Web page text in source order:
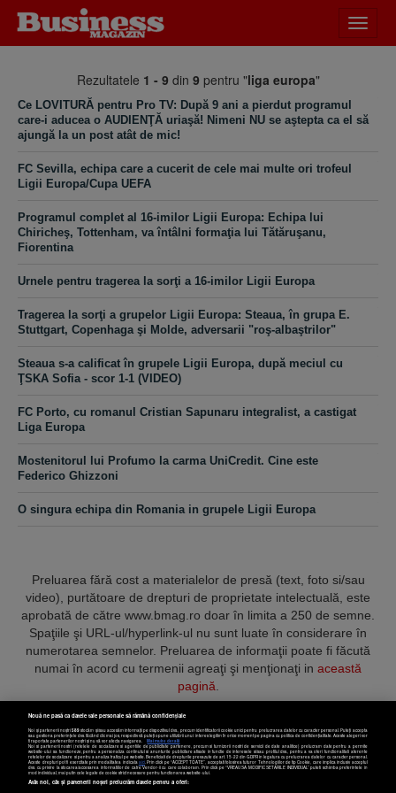
meniu
Rezultatele 1 - 9 din 9 pentru "liga europa"
Ce LOVITURĂ pentru Pro TV: După 9 ani a pierdut programul
care-i aducea o AUDIENŢĂ uriaşă! Nimeni NU se aştepta ca el să
ajungă la un post atât de mic!
FC Sevilla, echipa care a cucerit de cele mai multe ori trofeul
Ligii Europa/Cupa UEFA
Programul complet al 16-imilor Ligii Europa: Echipa lui
Chiricheş, Tottenham, va întâlni formaţia lui Tătăruşanu,
Fiorentina
Urnele pentru tragerea la sorţi a 16-imilor Ligii Europa
Tragerea la sorţi a grupelor Ligii Europa: Steaua, în grupa E.
Stuttgart, Copenhaga şi Molde, adversarii "roş-albaştrilor"
Steaua s-a calificat în grupele Ligii Europa, după meciul cu
ŢSKA Sofia - scor 1-1 (VIDEO)
FC Porto, cu romanul Cristian Sapunaru integralist, a castigat
Liga Europa
Mostenitorul lui Profumo la carma UniCredit. Cine este
Federico Ghizzoni
O singura echipa din Romania in grupele Ligii Europa
Preluarea fără cost a materialelor de presă (text, foto si/sau
video), purtătoare de drepturi de proprietate intelectuală, este
aprobată de către www.bmag.ro doar în limita a 250 de semne.
Spaţiile şi URL-ul/hyperlink-ul nu sunt luate în considerare în
numerotarea semnelor. Preluarea de informaţii poate fi făcută
numai în acord cu termenii agreaţi şi menţionaţi in această
pagină
Termeni și condiții Confidențialitate Cookies Contact
Copyright © 2025 BUSINESSMEX S.A.
Nouă ne pasă ca datele tale personale să rămână confidențiale
Noi și partenerii noștri589stocăm și/sau accesăm informații pe dispozitivul dvs., precum identificatorii cookie unici pentru prelucrarea datelor cu caracter personal. Puteți accepta
sau gestiona preferințele dvs. făcând clic mai jos, respectiv vă puteți opune utilizării unui interes legitim în orice moment pe pagina cu politica de confidențialitate. Aceste alegeri vor
fi raportate partenerilor noștri și nu vă vor afecta navigarea.
Mai multe detalii
Noi si partenerii nostri (retelele de socializare si agentiile de publicitate partenere, precum si furnizorii nostri de servicii de date analitice) prelucram date pentru a permite
website-ului sa functioneze, pentru a personaliza continutul si anunturile publicitare afisate in functie de interesele si/sau profilul dvs., pentru a va oferi functionalitati aferente
retelelor de socializare si pentru a analiza traficul pe website. Beneficiati de drepturile prevazute de art. 15-22 din GDPR in legatura cu prelucrarea datelor cu caracter personal.
Aceste drepturi pot fi exercitate prin modalitatea indicataaici. Prin click pe “ACCEPT TOATE”, acceptati folosirea tuturor Tehnologiilor de tip Cookie, care implica inclusiv acceptul
dvs. cu privire la stocarea/accesarea informatiilor de catre Vendor-ii cu care colaboram. Prin click pe “VREAU SA MODIFIC SETARILE INDIVIDUAL” puteti schimba preferintele in
mod individual, mai putin cele legate de cookie strict necesare pentru functionarea website-ului.
Atât noi, cât și partenerii noștri prelucrăm datele pentru a oferi: